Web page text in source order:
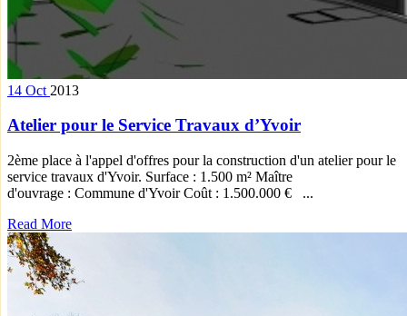
14 Oct 2013
Atelier pour le Service Travaux d’Yvoir
2ème place à l'appel d'offres pour la construction d'un atelier pour le
service travaux d'Yvoir. Surface : 1.500 m² Maître
d'ouvrage : Commune d'Yvoir Coût : 1.500.000 € ...
Read More